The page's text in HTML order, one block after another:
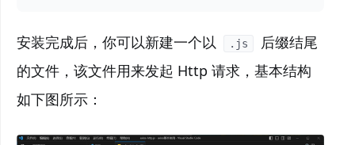
安装完成后，你可以新建一个以 .js
后缀结尾
的文件，该文件用来发起 Http 请求，基本结构
如下图所示：